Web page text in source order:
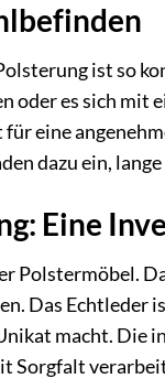
ist so
es sich mit
eine
dazu ein,
Eine
Das
macht.